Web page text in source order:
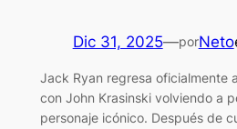
Dic 31, 2025—porNeto
Jack Ryan regresa oficialmente
con John Krasinski volviendo a
personaje icónico. Después de